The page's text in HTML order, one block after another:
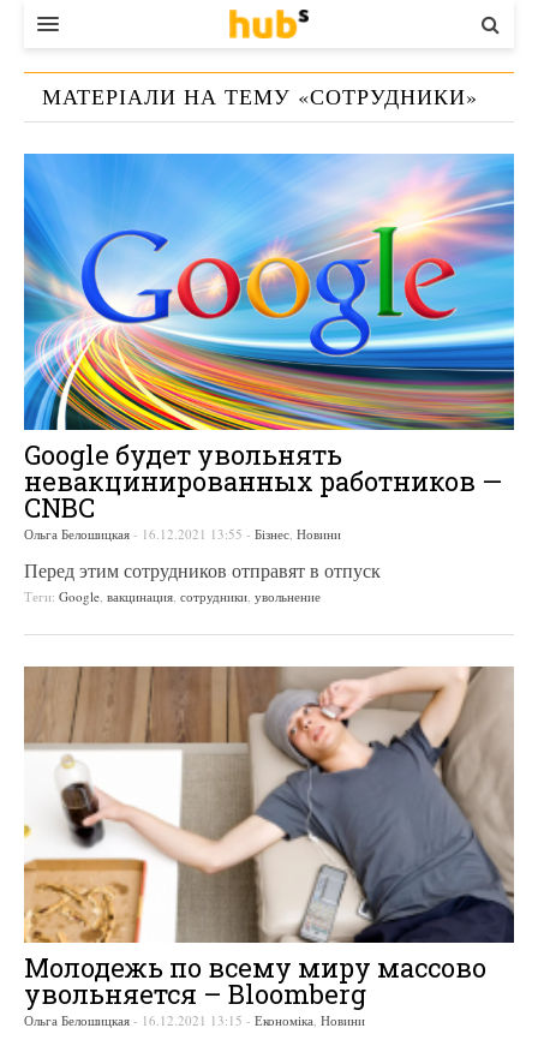
ВЛАДА
ЕКОНОМІКА
СТАРТЕР
КОНТАКТИ
МАТЕРІАЛИ НА ТЕМУ «СОТРУДНИКИ»
Google будет увольнять
невакцинированных работников —
CNBC
Ольга Белошицкая - 16.12.2021 13:55 - Бізнес Новини
Перед этим сотрудников отправят в отпуск
Теги: Google вакцинация сотрудники увольнение
Молодежь по всему миру массово
увольняется – Bloomberg
Ольга Белошицкая - 16.12.2021 13:15 - Економіка, Новини